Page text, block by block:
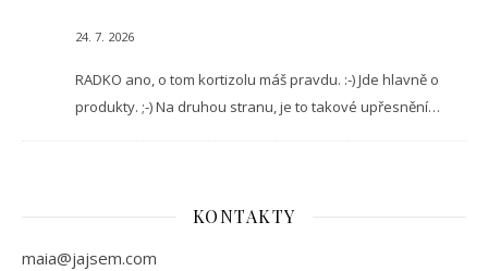
24. 7. 2026
RADKO ano, o tom kortizolu máš pravdu. :-) Jde hlavně o
produkty. ;-) Na druhou stranu, je to takové upřesnění…
KONTAKTY
maia@jajsem.com